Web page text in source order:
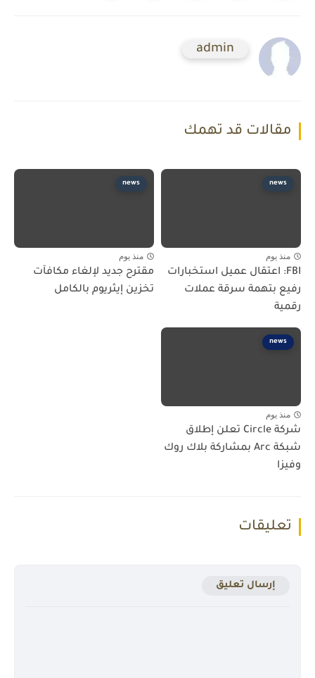
admin
مقالات قد تهمك
news
منذ يوم
FBI: اعتقال عميل استخبارات
رفيع بتهمة سرقة عملات
رقمية
news
منذ يوم
مقترح جديد لإلغاء مكافآت
تخزين إيثريوم بالكامل
news
منذ يوم
شركة Circle تعلن إطلاق
شبكة Arc بمشاركة بلاك روك
وفيزا
تعليقات
إرسال تعليق